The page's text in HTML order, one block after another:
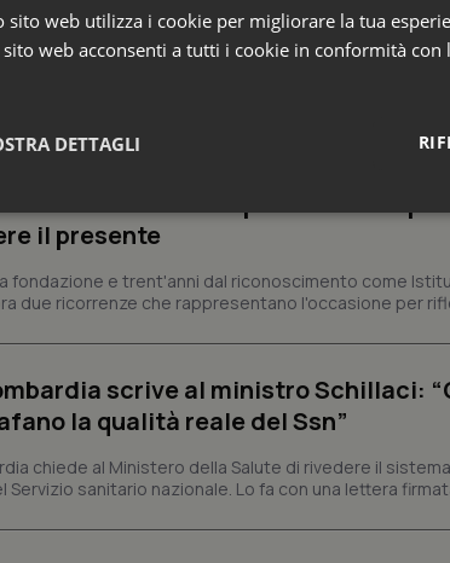
Scienza dello Spallanzani: capire
il presente
fondazione e trent'anni dal riconoscimento come
due ricorrenze che rappresentano l'occasione per
scrive al ministro Schillaci:
la qualità reale del Ssn”
chiede al Ministero della Salute di rivedere il
Servizio sanitario nazionale. Lo fa con una lettera
sito web utilizza i cookie per migliorare la tua
web acconsenti a tutti i cookie in conformità con
DETTAGLI
Necessari Statistici
Necessari Statistici
necessari contribuiscono a rendere fruibile il sito web abilitandone
Fornitore / Dominio Scadenza